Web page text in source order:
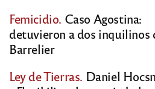
Femicidio. Caso Agostina:
detuvieron a dos inquilinos
Barrelier
Ley de Tierras. Daniel